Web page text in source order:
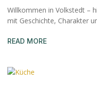
Willkommen in Volkstedt –
mit Geschichte, Charakter
READ MORE